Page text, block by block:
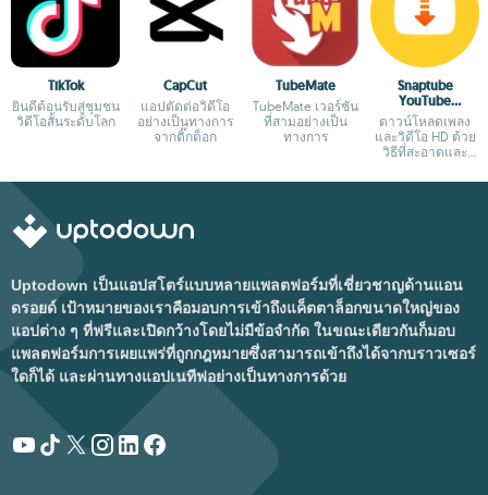
TikTok
ยินดีต้อนรับสู่ชุมชน
วิดีโอสั้นระดับโลก
CapCut
แอปตัดต่อวิดีโอ
อย่างเป็นทางการ
จากติ๊กต็อก
TubeMate
TubeMate เวอร์ชัน
ที่สามอย่างเป็น
ทางการ
Snaptube
YouTube
downloader &
MP3 converter
ดาวน์โหลดเพลง
และวิดีโอ HD ด้วย
วิธีที่สะอาดและ
Uptodown เป็นแอปสโตร์แบบหลายแพลตฟอร์มที่เชี่ยวชาญด้านแอน
ดรอยด์ เป้าหมายของเราคือมอบการเข้าถึงแค็ตตาล็อกขนาดใหญ่ของ
แอปต่าง ๆ ที่ฟรีและเปิดกว้างโดยไม่มีข้อจำกัด ในขณะเดียวกันก็มอบ
แพลตฟอร์มการเผยแพร่ที่ถูกกฎหมายซึ่งสามารถเข้าถึงได้จากบราวเซอร์
ใดก็ได้ และผ่านทางแอปเนทีฟอย่างเป็นทางการด้วย